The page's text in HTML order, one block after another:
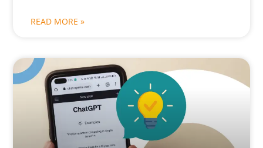
READ MORE »